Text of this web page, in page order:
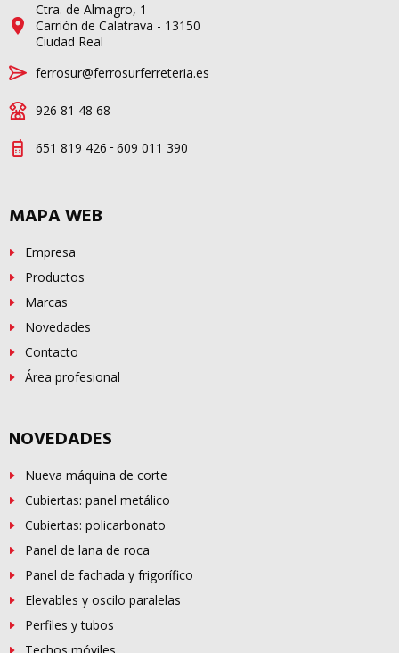
Ctra. de Almagro, 1
Carrión de Calatrava - 13150
Ciudad Real
ferrosur@ferrosurferreteria.es
926 81 48 68
651 819 426 - 609 011 390
MAPA WEB
Empresa
Productos
Marcas
Novedades
Contacto
Área profesional
NOVEDADES
Nueva máquina de corte
Cubiertas: panel metálico
Cubiertas: policarbonato
Panel de lana de roca
Panel de fachada y frigorífico
Elevables y oscilo paralelas
Perfiles y tubos